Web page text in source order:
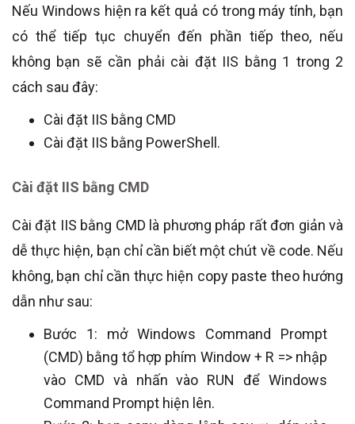
Nếu Windows hiện ra kết quả có trong máy tính, bạn
có thể tiếp tục chuyển đến phần tiếp theo, nếu
không bạn sẽ cần phải cài đặt IIS bằng 1 trong 2
cách sau đây:
Cài đặt IIS bằng CMD
Cài đặt IIS bằng PowerShell.
Cài đặt IIS bằng CMD
Cài đặt IIS bằng CMD là phương pháp rất đơn giản và
dễ thực hiện, bạn chỉ cần biết một chút về code. Nếu
không, bạn chỉ cần thực hiện copy paste theo hướng
dẫn như sau:
Bước 1: mở Windows Command Prompt
(CMD) bằng tổ hợp phím Window + R => nhập
vào CMD và nhấn vào RUN để Windows
Command Prompt hiện lên.